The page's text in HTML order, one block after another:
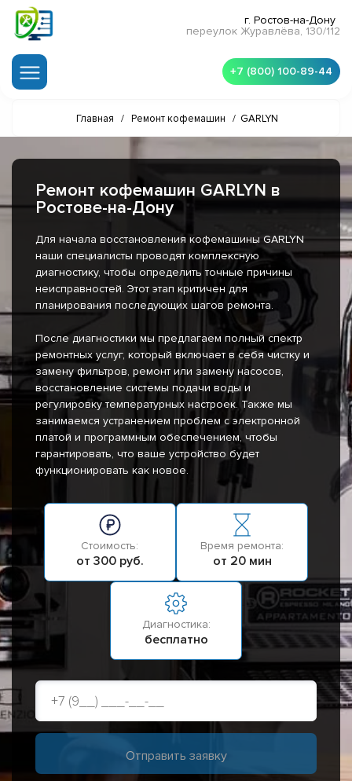
г. Ростов-на-Дону
переулок Журавлёва, 130/112
+7 (800) 100-89-44
Главная / Ремонт кофемашин / GARLYN
Ремонт кофемашин GARLYN в
Ростове-на-Дону
Для начала восстановления кофемашины GARLYN
наши специалисты проводят комплексную
диагностику, чтобы определить точные причины
неисправностей. Этот этап критичен для
планирования последующих шагов ремонта.
После диагностики мы предлагаем полный спектр
ремонтных услуг, который включает в себя чистку и
замену фильтров, ремонт или замену насосов,
восстановление системы подачи воды и
регулировку температурных настроек. Также мы
занимаемся устранением проблем с электронной
платой и программным обеспечением, чтобы
гарантировать, что ваше устройство будет
функционировать как новое.
Стоимость:
от 300 руб.
Время ремонта:
от 20 мин
Диагностика:
бесплатно